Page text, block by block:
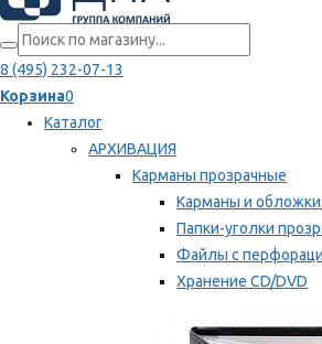
8 (495) 232-07-13
Корзина0
Каталог
АРХИВАЦИЯ
Карманы прозрачные
Карманы и
Папки-уголки
Файлы с
Хранение CD/DVD
Мы рекомендуем